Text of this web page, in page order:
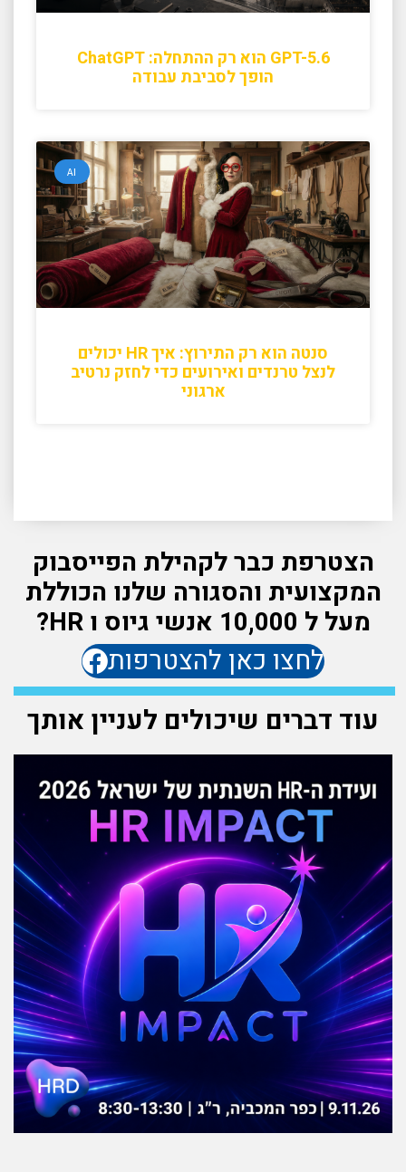
GPT-5.6 הוא רק ההתחלה: ChatGPT
הופך לסביבת עבודה
AI
סנטה הוא רק התירוץ: איך HR יכולים
לנצל טרנדים ואירועים כדי לחזק נרטיב
ארגוני
הצטרפת כבר לקהילת הפייסבוק
המקצועית והסגורה שלנו הכוללת
מעל ל 10,000 אנשי גיוס ו HR?
לחצו כאן להצטרפות
עוד דברים שיכולים לעניין אותך